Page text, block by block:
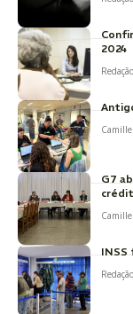
2024
G7
INSS